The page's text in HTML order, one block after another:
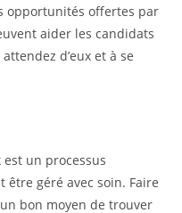
opportunités offertes par
aider les candidats
d’eux et à se
un processus
géré avec soin. Faire
bon moyen de trouver